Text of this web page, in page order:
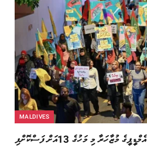
MALDIVES
އެމްޑީޕީގެ މުޒާހަރާ މި މަހުގެ 13އަށް ފަސްކޮށްފި